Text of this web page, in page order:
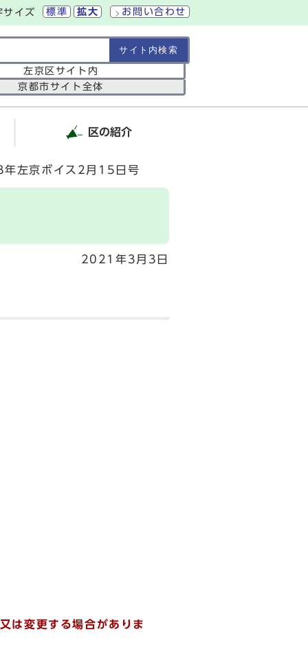
サイズ 標準 拡大 お問い合わせ
左京区サイト内
京都市サイト全体
区の紹介
年左京ボイス2月15日号
2021年3月3日
は変更する場合がありま